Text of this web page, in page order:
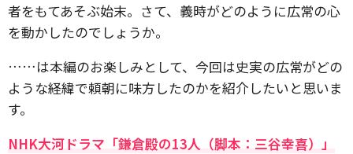
者をもてあそぶ始末。さて、義時がどのように広常の心
を動かしたのでしょうか。
……は本編のお楽しみとして、今回は史実の広常がどの
ような経緯で頼朝に味方したのかを紹介したいと思いま
す。
NHK大河ドラマ「鎌倉殿の13人（脚本：三谷幸喜）」